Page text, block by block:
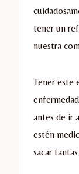
tener un
nuestra
Tener este
antes de ir
estén
sacar